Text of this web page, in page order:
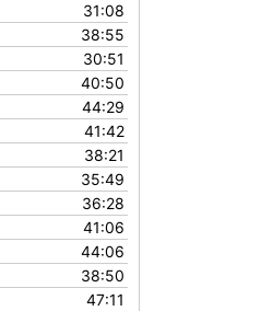
31:08
38:55
30:51
40:50
44:29
41:42
38:21
35:49
36:28
41:06
44:06
38:50
47:11